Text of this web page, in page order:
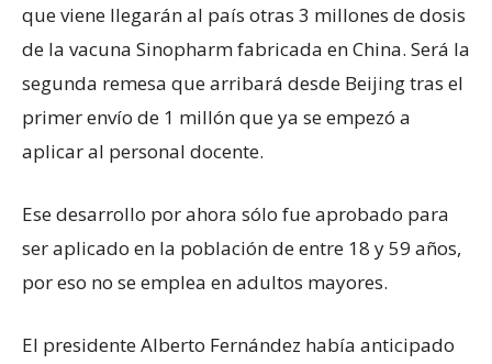
que viene llegarán al país otras 3 millones de dosis
de la vacuna Sinopharm fabricada en China. Será la
segunda remesa que arribará desde Beijing tras el
primer envío de 1 millón que ya se empezó a
aplicar al personal docente.
Ese desarrollo por ahora sólo fue aprobado para
ser aplicado en la población de entre 18 y 59 años,
por eso no se emplea en adultos mayores.
El presidente Alberto Fernández había anticipado